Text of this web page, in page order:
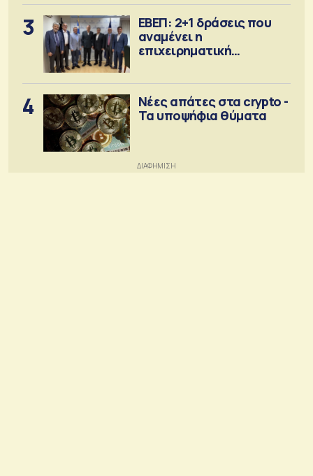
3
ΕΒΕΠ: 2+1 δράσεις που
αναμένει η
επιχειρηματική
4
Νέες απάτες στα crypto -
Τα υποψήφια θύματα